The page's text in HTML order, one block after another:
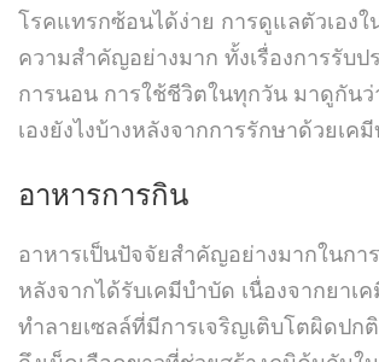
โรคแทรกซ้อนได้ง่าย การดูแลตัวเองใ
ความสำคัญอย่างมาก ทั้งเรื่องการรับป
การนอน การใช้ชีวิตในทุกวัน มาดูกัน
เองยังไงบ้างหลังจากการรักษาด้วยเค
อาหารการกิน
อาหารเป็นปัจจัยสำคัญอย่างมากในกา
หลังจากได้รับเคมีบำบัด เนื่องจากยาเ
ทำลายเซลล์ที่มีการเจริญเติบโตผิดปก